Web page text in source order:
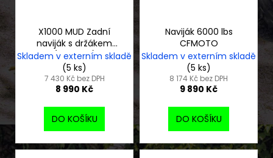
r
o
d
u
k
t
X1000 MUD Zadní
naviják s držákem
(3500 lbs)
Skladem v externím skladě
(5 ks)
7 430 Kč bez DPH
8 990 Kč
DO KOŠÍKU
Naviják 6000 lbs
CFMOTO
Skladem v externím skladě
(5 ks)
8 174 Kč bez DPH
9 890 Kč
DO KOŠÍKU
u
j
m
e
ELEKTRICKÝ
MOTOCYKL
79BIKE
FALCON
PRO